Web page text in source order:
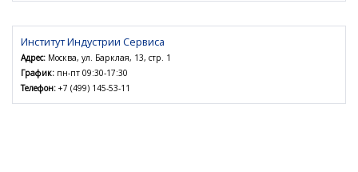
Институт Индустрии Сервиса
Адрес: Москва, ул. Барклая, 13, стр. 1
График: пн-пт 09:30-17:30
Телефон: +7 (499) 145-53-11